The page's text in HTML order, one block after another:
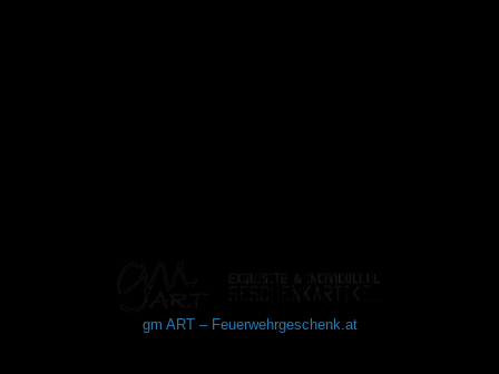
gm ART – Feuerwehrgeschenk.at